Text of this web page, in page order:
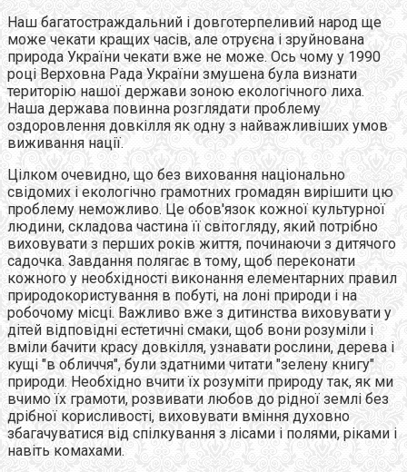
Наш багатостраждальний і довготерпеливий народ ще
може чекати кращих часів, але отруєна і зруйнована
природа України чекати вже не може. Ось чому у 1990
році Верховна Рада України змушена була визнати
територію нашої держави зоною екологічного лиха.
Наша держава повинна розглядати проблему
оздоровлення довкілля як одну з найважливіших умов
виживання нації.
Цілком очевидно, що без виховання національно
свідомих і екологічно грамотних громадян вирішити цю
проблему неможливо. Це обов'язок кожної культурної
людини, складова частина її світогляду, який потрібно
виховувати з перших років життя, починаючи з дитячого
садочка. Завдання полягає в тому, щоб переконати
кожного у необхідності виконання елементарних правил
природокористування в побуті, на лоні природи і на
робочому місці. Важливо вже з дитинства виховувати у
дітей відповідні естетичні смаки, щоб вони розуміли і
вміли бачити красу довкілля, узнавати рослини, дерева і
кущі "в обличчя", були здатними читати "зелену книгу"
природи. Необхідно вчити їх розуміти природу так, як ми
вчимо їх грамоти, розвивати любов до рідної землі без
дрібної корисливості, виховувати вміння духовно
збагачуватися від спілкування з лісами і полями, ріками і
навіть комахами.